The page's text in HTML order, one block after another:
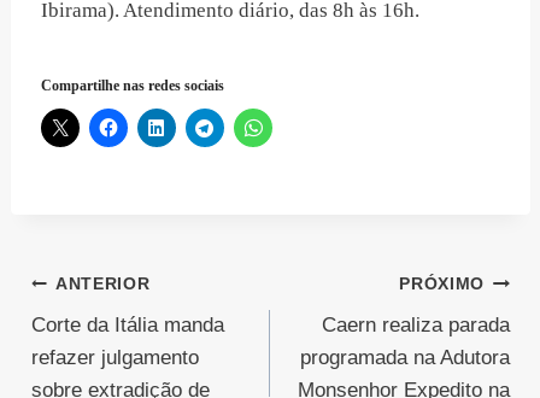
Ibirama). Atendimento diário, das 8h às 16h.
Compartilhe nas redes sociais
Navegação
de
ANTERIOR
Corte da Itália manda
refazer julgamento
sobre extradição de
PRÓXIMO
Caern realiza parada
programada na Adutora
Monsenhor Expedito na